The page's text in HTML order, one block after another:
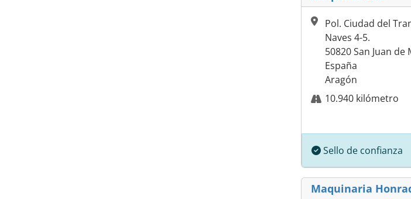
Pol. Ciudad del
Naves 4-5.
50820 San Juan
España
Aragón
10.940 kilómetro
Sello de confianza
Maquinaria